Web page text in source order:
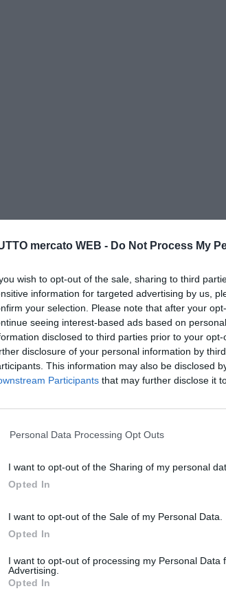
mercato WEB - Do Not Process My
wish to opt-out of the sale, sharing to third
information for targeted advertising by us,
your selection. Please note that after your
seeing interest-based ads based on
disclosed to third parties prior to your
disclosure of your personal information by
This information may also be disclosed
Participants that may further disclose it
Personal Data Processing Opt Outs
I want to opt-out of the Sharing of my personal
Opted In
I want to opt-out of the Sale of my Personal Data.
Opted In
I want to opt-out of processing my Personal Data
Advertising.
Opted In